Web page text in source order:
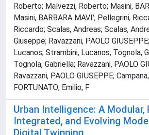
Roberto; Malvezzi, Roberto; Masini,
Masini, BARBARA MAVI'; Pellegrini,
Riccardo; Scalas, Andreas; Scalas,
Giuseppe; Ravazzani, PAOLO
Lucanos; Strambini, Lucanos; Tognola,
Tognola, Gabriella; Ravazzani, PAOLO
Ravazzani, PAOLO GIUSEPPE;
FORTUNATO; Emilio, F
Urban Intelligence: A Modular,
Integrated, and Evolving